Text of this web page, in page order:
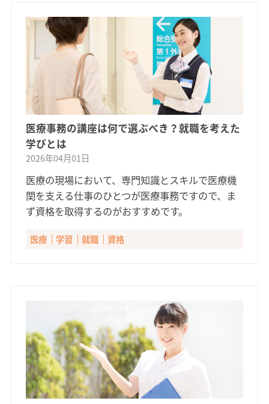
医療事務の講座は何で選ぶべき？就職を考えた
学びとは
2026年04月01日
医療の現場において、専門知識とスキルで医療機
関を支える仕事のひとつが医療事務ですので、ま
ず資格を取得するのがおすすめです。
医療 学習 就職 資格